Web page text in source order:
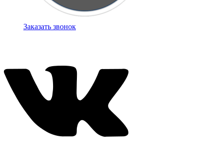
Заказать звонок